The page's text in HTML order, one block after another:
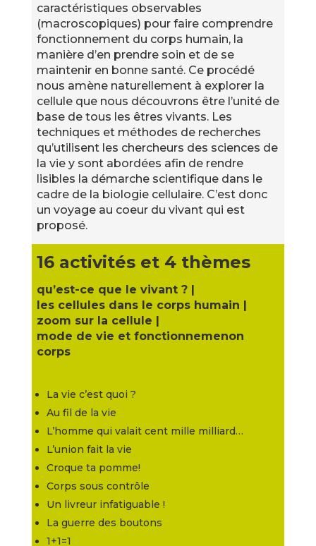
caractéristiques observables
(macroscopiques) pour faire comprendre
fonctionnement du corps humain, la
manière d’en prendre soin et de se
maintenir en bonne santé. Ce procédé
nous amène naturellement à explorer la
cellule que nous découvrons être l’unité de
base de tous les êtres vivants. Les
techniques et méthodes de recherches
qu’utilisent les chercheurs des sciences de
la vie y sont abordées afin de rendre
lisibles la démarche scientifique dans le
cadre de la biologie cellulaire. C’est donc
un voyage au coeur du vivant qui est
proposé.
16 activités et 4 thèmes
qu’est-ce que le vivant ? |
les cellules dans le corps humain |
zoom sur la cellule |
mode de vie et fonctionnemenon
corps
La vie c’est quoi ?
Au fil de la vie
L’homme qui valait cent mille milliard…
L’union fait la vie
Croque ta pomme!
Corps sous contrôle
Un livreur infatiguable !
La guerre des boutons
1+1=1